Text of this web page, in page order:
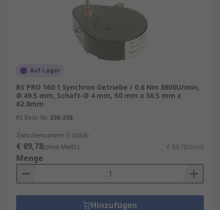
einer Welle auf eine andere, durch Formschluss
der im Eingriff befindlichen Zähne. Drehmomente
und Drehzahlen können dadurch verändert
werden, indem zwei unterschiedlich große
Zahnräder mit unterschiedlicher Zähnezahl in
einem Zahnradpaar kombiniert werden.
Arten von Getrieben
Stirnradgetriebe
hohen Wirkungsgrad und schlupffreie
Leistungsübertragung. Mit parallelen Eingangs-
und Ausgangswellen bieten sie ein konstantes
Geschwindigkeitsverhältnis und sind in ein- oder
mehrstufiger Ausführung erhältlich. Sie
einschließlich koaxialer Abtriebe. Gerad- oder
Auf Lager
RS PRO 160:1 Synchron Getriebe / 0.6 Nm 8800U/min,
Ø 49.5 mm, Schaft-Ø 4 mm, 50 mm x 36.5 mm x
62.8mm
RS Best.-Nr. 336-258
Zwischensumme (1 Stück)
€ 89,78(ohne MwSt.) € 89,78/Stück
Menge
Hinzufügen